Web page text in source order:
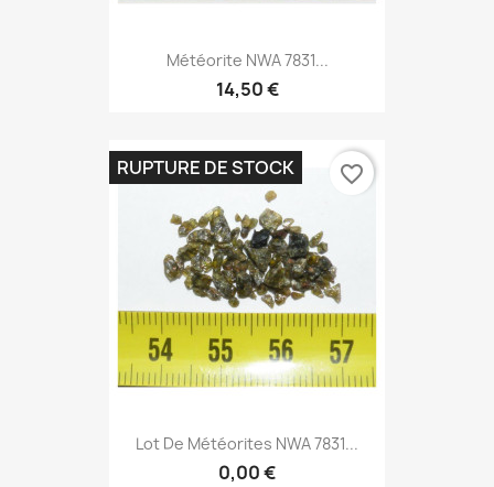
Météorite NWA 7831...
14,50 €
Lot De Météorites NWA 7831...
0,00 €
RUPTURE DE STOCK favorite_border